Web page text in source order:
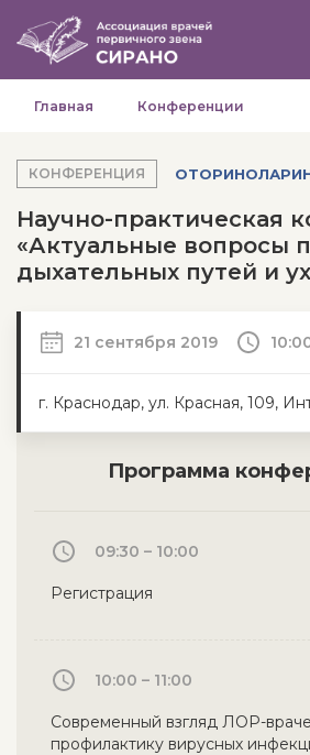
Главная Конференции
КОНФЕРЕНЦИЯ
Научно-практическая
«Актуальные вопросы
дыхательных путей и
21 сентября 2019
г. Краснодар, ул. Красная, 109,
Программа
09:30 – 10:00
Регистрация
10:00 – 11:00
Современный взгляд ЛОР-
профилактику вирусных